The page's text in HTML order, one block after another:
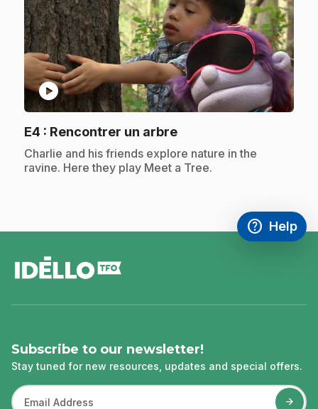
play_circle
E4 : Rencontrer un arbre.
.Charlie and his friends explore nature in the
ravine. Here they play Meet a Tree.
help
Access
Help
,This link
Subscribe to our newsletter!
Stay tuned for new resources, updates and special offers.